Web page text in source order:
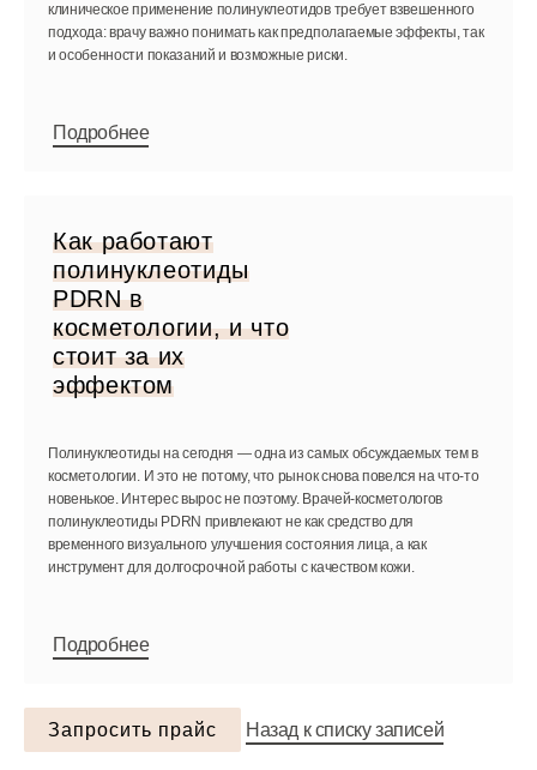
клиническое применение полинуклеотидов требует взвешенного
подхода: врачу важно понимать как предполагаемые эффекты, так
и особенности показаний и возможные риски.
Подробнее
Как работают
полинуклеотиды
PDRN в
косметологии, и что
стоит за их
эффектом
Полинуклеотиды на сегодня — одна из самых обсуждаемых тем в
косметологии. И это не потому, что рынок снова повелся на что-то
новенькое. Интерес вырос не поэтому. Врачей-косметологов
полинуклеотиды PDRN привлекают не как средство для
временного визуального улучшения состояния лица, а как
инструмент для долгосрочной работы с качеством кожи.
Подробнее
Запросить прайс Назад к списку записей